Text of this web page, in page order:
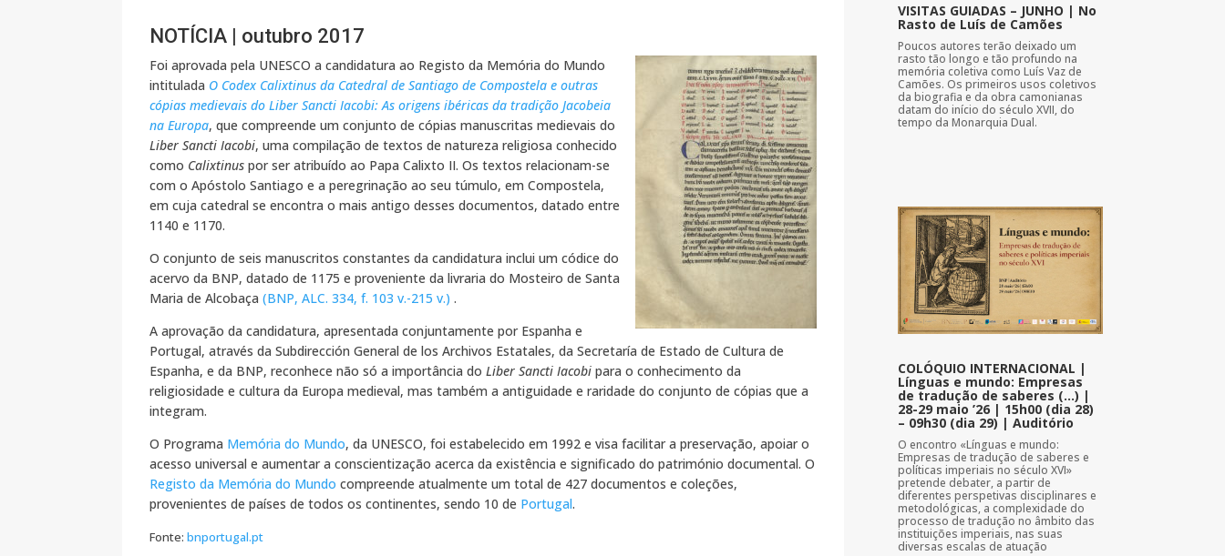
NOTÍCIA | outubro 2017
Foi aprovada pela UNESCO a candidatura ao Registo da Memória do Mundo
intitulada O Codex Calixtinus da Catedral de Santiago de Compostela e outras
cópias medievais do Liber Sancti Iacobi: As origens ibéricas da tradição Jacobeia
na Europa, que compreende um conjunto de cópias manuscritas medievais do
Liber Sancti Iacobi, uma compilação de textos de natureza religiosa conhecido
como Calixtinus por ser atribuído ao Papa Calixto II. Os textos relacionam-se
com o Apóstolo Santiago e a peregrinação ao seu túmulo, em Compostela,
em cuja catedral se encontra o mais antigo desses documentos, datado entre
1140 e 1170.
O conjunto de seis manuscritos constantes da candidatura inclui um códice do
acervo da BNP, datado de 1175 e proveniente da livraria do Mosteiro de Santa
Maria de Alcobaça(BNP, ALC. 334, f. 103 v.-215 v.) .
A aprovação da candidatura, apresentada conjuntamente por Espanha e
Portugal, através da Subdirección General de los Archivos Estatales, da Secretaría de Estado de Cultura de
Espanha, e da BNP, reconhece não só a importância doLiber Sancti Iacobi para o conhecimento da
religiosidade e cultura da Europa medieval, mas também a antiguidade e raridade do conjunto de cópias que a
integram.
O Programa Memória do Mundo, da UNESCO, foi estabelecido em 1992 e visa facilitar a preservação, apoiar o
acesso universal e aumentar a conscientização acerca da existência e significado do património documental. O
Registo da Memória do Mundo compreende atualmente um total de 427 documentos e coleções,
provenientes de países de todos os continentes, sendo 10 de Portugal.
Fonte:bnportugal.pt
VISITAS GUIADAS – JUNHO | No
Rasto de Luís de Camões
Poucos autores terão deixado um
rasto tão longo e tão profundo na
memória coletiva como Luís Vaz de
Camões. Os primeiros usos coletivos
da biografia e da obra camonianas
datam do início do século XVII, do
tempo da Monarquia Dual.
COLÓQUIO INTERNACIONAL |
Línguas e mundo: Empresas
de tradução de saberes (…) |
28-29 maio ’26 | 15h00 (dia 28)
– 09h30 (dia 29) | Auditório
O encontro «Línguas e mundo:
Empresas de tradução de saberes e
políticas imperiais no século XVI»
pretende debater, a partir de
diferentes perspetivas disciplinares e
metodológicas, a complexidade do
processo de tradução no âmbito das
instituições imperiais, nas suas
diversas escalas de atuação